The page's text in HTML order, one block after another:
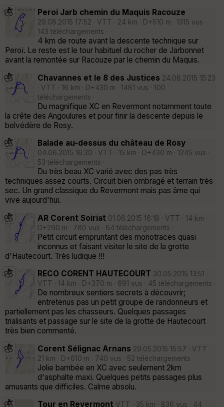
Peroi Jarb chemin du Maquis Racouze
29.08.2015 17:52 · VTT · 24 km · D+510 m · 1315 vus ·
143 téléchargements ·
4 km de route avant la descente technique sur
Peroï. Le reste est le tour habituel du rocher de Jarbonnet
avant la remontée sur Racouze par le chemin du Maquis.
Chavannes et le 8 des Justices 24.08.2015 15:23
· VTT · 16 km · D+430 m · 1481 vus · 100
téléchargements ·
Du magnifique XC en Revermont notamment toute
la crête des Angoulures et pour finir la descente depuis le
belvédère de Rosy.
Balade au-dessus du château de Rosy
04.06.2015 16:30 · VTT · 15 km · D+430 m · 1245 vus ·
53 téléchargements ·
Du très beau XC varié avec des pas très
techniques assez courts. Circuit bien ombragé et terrain très
sec. Un grand classique du Revermont mais pas âme qui
vive aujourd'hui.
AR Corent Soiriat 01.06.2015 16:18 · VTT · 14 km ·
D+290 m · 780 vus · 64 téléchargements ·
Petit circuit empruntant des monotraces quasi
inconnus et faisant visiter le site de la grotte
d'Hautecourt. Très ludique !!!
RECO CORENT HAUTECOURT 30.05.2015 13:51 ·
VTT · 14 km · D+370 m · 691 vus · 45 téléchargements ·
De nombreux sentiers secrets à découvrir;
entretenus pas un petit groupe de randonneurs et
partiellement pas les chasseurs. Quelques passages
trialisants et passage sur le site de la grotte de Hautecourt
très bien commenté.
Corent Sélignac Arnans 29.05.2015 15:57 · VTT ·
21 km · D+610 m · 740 vus · 52 téléchargements ·
Jolie bambée en XC avec seulement 2km
d'asphalte maxi. Quelques petits passages plus
amusants que difficiles. Calme absolu.
Tour en Revermont VTT · 35 km · 836 vus · 44